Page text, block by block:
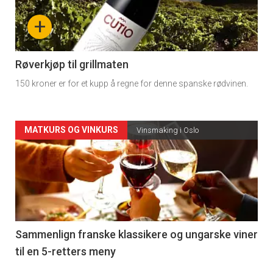
nå
-
4
+
Røverkjøp til grillmaten
150 kroner er for et kupp å regne for denne spanske rødvinen.
Forsiden
akkurat
nå
-
5
MATKURS OG VINKURS Vinsmaking i Oslo
Sammenlign franske klassikere og ungarske viner
til en 5-retters meny